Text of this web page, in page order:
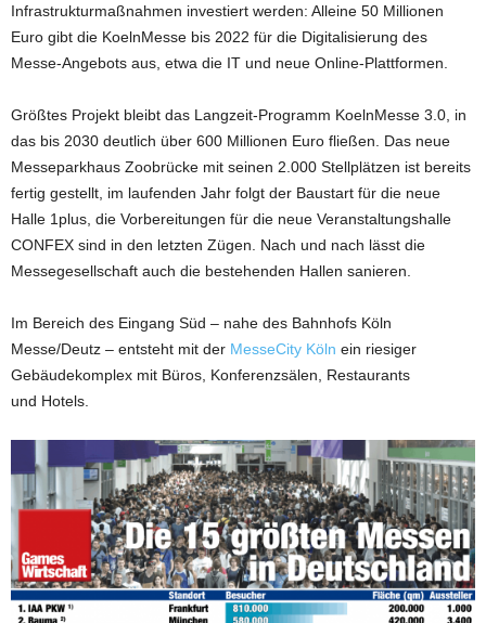
Infrastrukturmaßnahmen investiert werden: Alleine 50 Millionen
Euro gibt die KoelnMesse bis 2022 für die Digitalisierung des
Messe-Angebots aus, etwa die IT und neue Online-Plattformen.
Größtes Projekt bleibt das Langzeit-Programm KoelnMesse 3.0, in
das bis 2030 deutlich über 600 Millionen Euro fließen. Das neue
Messeparkhaus Zoobrücke mit seinen 2.000 Stellplätzen ist bereits
fertig gestellt, im laufenden Jahr folgt der Baustart für die neue
Halle 1plus, die Vorbereitungen für die neue Veranstaltungshalle
CONFEX sind in den letzten Zügen. Nach und nach lässt die
Messegesellschaft auch die bestehenden Hallen sanieren.
Im Bereich des Eingang Süd – nahe des Bahnhofs Köln
Messe/Deutz – entsteht mit der MesseCity Köln ein riesiger
Gebäudekomplex mit Büros, Konferenzsälen, Restaurants
und Hotels.